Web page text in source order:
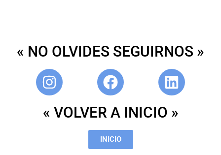
« NO OLVIDES SEGUIRNOS »
« VOLVER A INICIO »
INICIO